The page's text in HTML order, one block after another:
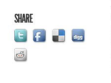
SHARE